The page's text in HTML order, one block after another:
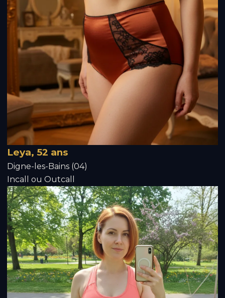
Leya, 52 ans
Digne-les-Bains (04)
Incall ou Outcall